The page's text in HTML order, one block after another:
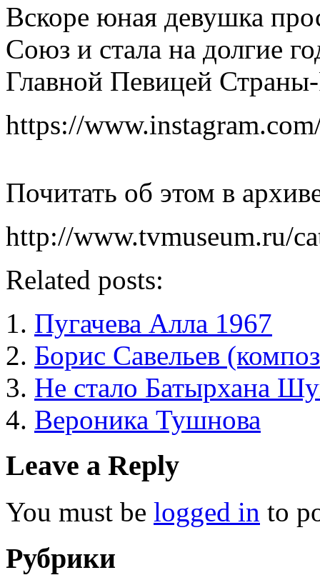
Вскоре юная девушка
Союз и стала на долгие
Главной Певицей
https://
Почитать об этом в
http://www.tvmuseum.ru/
Related posts:
Пугачева Алла 1967
Борис Савельев
Не стало Батырхана
Вероника Тушнова
Leave a Reply
You must be logged in to
Рубрики